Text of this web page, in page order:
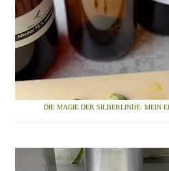
DIE MAGIE DER SILBERLINDE: MEIN